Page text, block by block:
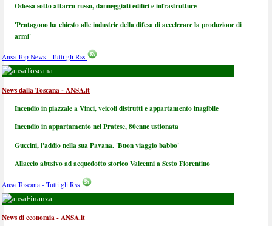
Odessa sotto attacco russo, danneggiati edifici e infrastrutture
'Pentagono ha chiesto alle industrie della difesa di accelerare la produzione di
armi'
Ansa Top News - Tutti gli Rss
Toscana
News dalla Toscana - ANSA.it
Incendio in piazzale a Vinci, veicoli distrutti e appartamento inagibile
Incendio in appartamento nel Pratese, 80enne ustionata
Guccini, l'addio nella sua Pavana. 'Buon viaggio babbo'
Allaccio abusivo ad acquedotto storico Valcenni a Sesto Fiorentino
Ansa Toscana - Tutti gli Rss
Finanza
News di economia - ANSA.it